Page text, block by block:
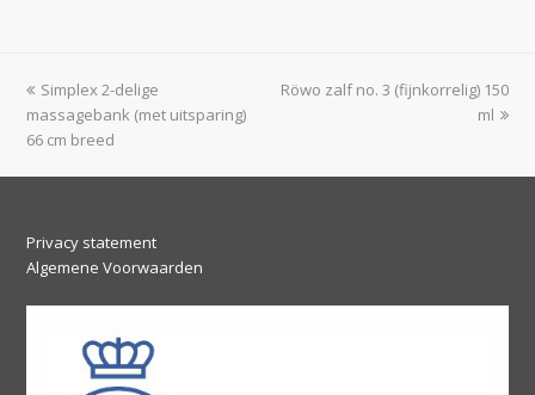
previous
post:
Simplex 2-delige
massagebank (met uitsparing)
66 cm breed
next
Röwo zalf no. 3 (fijnkorrelig) 150
ml
Privacy statement
Algemene Voorwaarden